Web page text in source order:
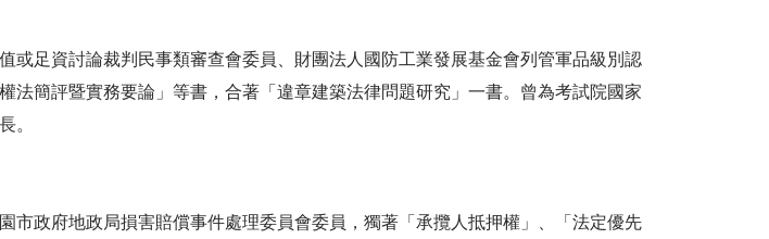
足資討論裁判民事類審查會委員、財團法人國防工業發展基金會列管軍品級別認
簡評暨實務要論」等書，合著「違章建築法律問題研究」一書。曾為考試院國家
。
政府地政局損害賠償事件處理委員會委員，獨著「承攬人抵押權」、「法定優先